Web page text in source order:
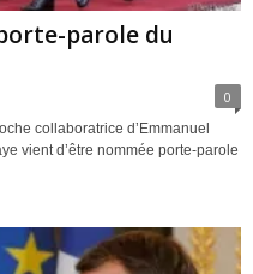
parole du
0
collaboratrice d’Emmanuel
vient d’être nommée porte-parole